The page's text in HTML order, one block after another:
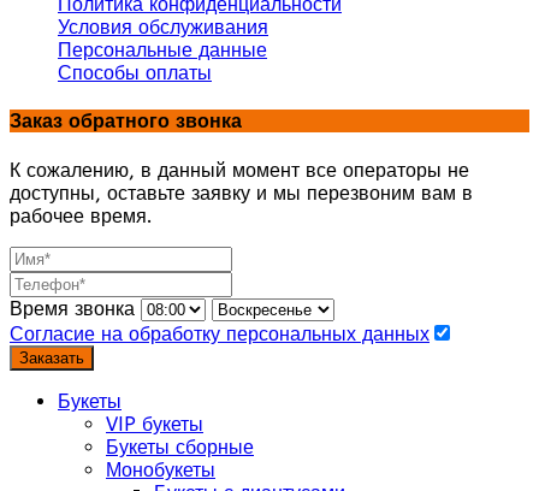
Условия обслуживания
Персональные данные
Способы оплаты
Заказ обратного звонка
К сожалению, в данный момент все операторы не
доступны, оставьте заявку и мы перезвоним вам в
рабочее время.
Время звонка
Согласие на обработку персональных данных
Заказать
Букеты
VIP букеты
Букеты сборные
Монобукеты